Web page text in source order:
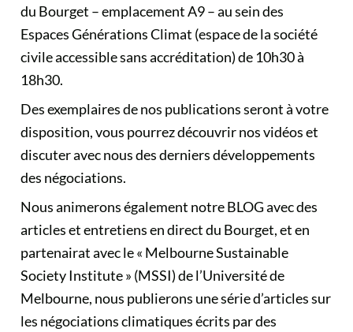
du Bourget – emplacement A9 – au sein des
Espaces Générations Climat (espace de la société
civile accessible sans accréditation) de 10h30 à
18h30.
Des exemplaires de nos publications seront à votre
disposition, vous pourrez découvrir nos vidéos et
discuter avec nous des derniers développements
des négociations.
Nous animerons également notre BLOG avec des
articles et entretiens en direct du Bourget, et en
partenairat avec le« Melbourne Sustainable
Society Institute » (MSSI)de l’Université de
Melbourne, nous publierons une série d’articles sur
les négociations climatiques écrits par des